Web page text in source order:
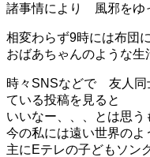
諸事情により 風邪をゆ
相変わらず9時には布団
おばあちゃんのような生
時々SNSなどで 友人同
ている投稿を見ると
いいなー、、、とは思う
今の私には遠い世界のよ
主にEテレの子どもソン